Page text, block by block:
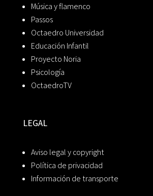
Música y flamenco
Passos
Octaedro Universidad
Educación Infantil
Proyecto Noria
Psicología
OctaedroTV
LEGAL
Aviso legal y copyright
Política de privacidad
Información de transporte